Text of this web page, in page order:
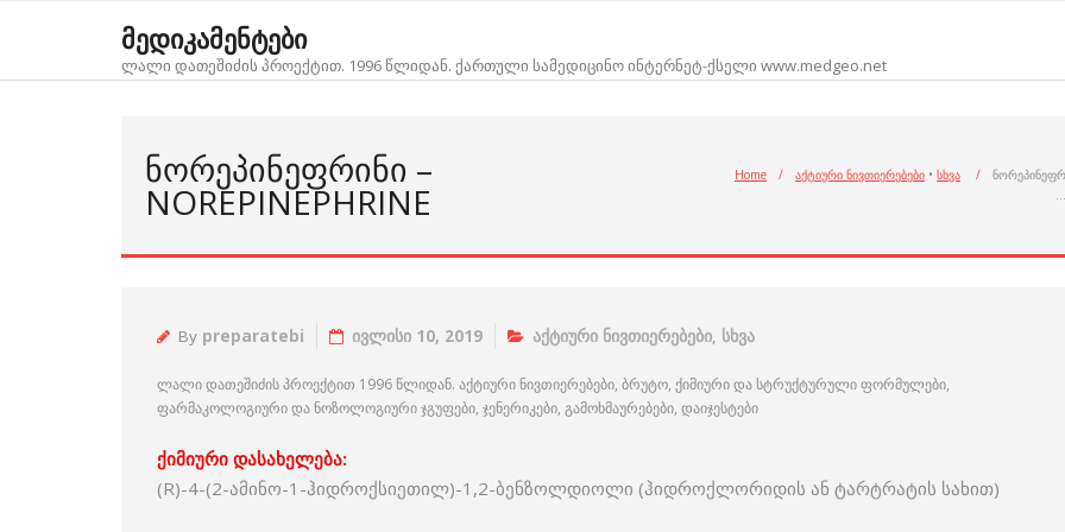
მედიკამენტები
ლალი დათეშიძის პროექტით. 1996 წლიდან. ქართული სამედიცინო ინტერნეტ-ქსელი www.medgeo.net
ᲜᲝᲠᲔᲞᲘᲜᲔᲤᲠᲘᲜᲘ –
NOREPINEPHRINE
Home / აქტიური ნივთიერებები • სხვა /
ნორეპინეფრ
…
By preparatebi ივლისი 10, 2019 აქტიური ნივთიერებები, სხვა
ლალი დათეშიძის პროექტით 1996 წლიდან. აქტიური ნივთიერებები, ბრუტო, ქიმიური და სტრუქტურული ფორმულები,
ფარმაკოლოგიური და ნოზოლოგიური ჯგუფები, ჯენერიკები, გამოხმაურებები, დაიჯესტები
ქიმიური დასახელება:
(R)-4-(2-ამინო-1-ჰიდროქსიეთილ)-1,2-ბენზოლდიოლი (ჰიდროქლორიდის ან ტარტრატის სახით)